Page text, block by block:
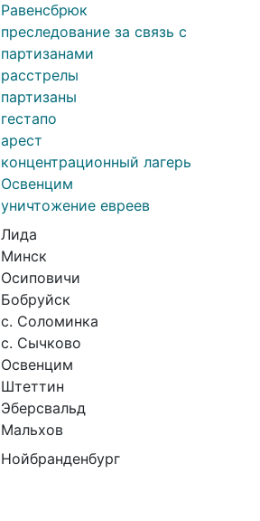
Равенсбрюк
преследование за связь с
партизанами
расстрелы
партизаны
гестапо
арест
концентрационный лагерь
Освенцим
уничтожение евреев
Лида
Минск
Осиповичи
Бобруйск
с. Соломинка
с. Сычково
Освенцим
Штеттин
Эберсвальд
Мальхов
Нойбранденбург